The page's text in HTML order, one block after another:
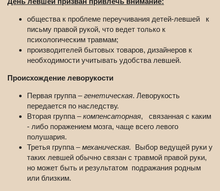
общества к проблеме переучивания детей-левшей к
письму правой рукой, что ведет только к
психологическим травмам;
производителей бытовых товаров, дизайнеров к
необходимости учитывать удобства левшей.
Происхождение леворукости
Первая группа –генетическая. Леворукость
передается по наследству.
Вторая группа –компенсаторная, связанная с каким
- либо поражением мозга, чаще всего левого
полушария.
Третья группа –механическая. Выбор ведущей руки у
таких левшей обычно связан с травмой правой руки,
но может быть и результатом подражания родным
или близким.